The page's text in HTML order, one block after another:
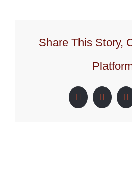
Share This Story,
Facebook
X